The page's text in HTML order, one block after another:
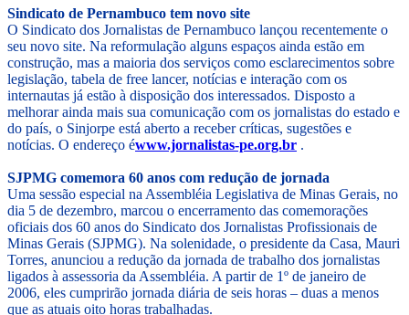
Sindicato de Pernambuco tem novo site
O Sindicato dos Jornalistas de Pernambuco lançou recentemente o
seu novo site. Na reformulação alguns espaços ainda estão em
construção, mas a maioria dos serviços como esclarecimentos sobre
legislação, tabela de free lancer, notícias e interação com os
internautas já estão à disposição dos interessados. Disposto a
melhorar ainda mais sua comunicação com os jornalistas do estado e
do país, o Sinjorpe está aberto a receber críticas, sugestões e
notícias. O endereço éwww.jornalistas-pe.org.br .
SJPMG comemora 60 anos com redução de jornada
Uma sessão especial na Assembléia Legislativa de Minas Gerais, no
dia 5 de dezembro, marcou o encerramento das comemorações
oficiais dos 60 anos do Sindicato dos Jornalistas Profissionais de
Minas Gerais (SJPMG). Na solenidade, o presidente da Casa, Mauri
Torres, anunciou a redução da jornada de trabalho dos jornalistas
ligados à assessoria da Assembléia. A partir de 1º de janeiro de
2006, eles cumprirão jornada diária de seis horas – duas a menos
que as atuais oito horas trabalhadas.